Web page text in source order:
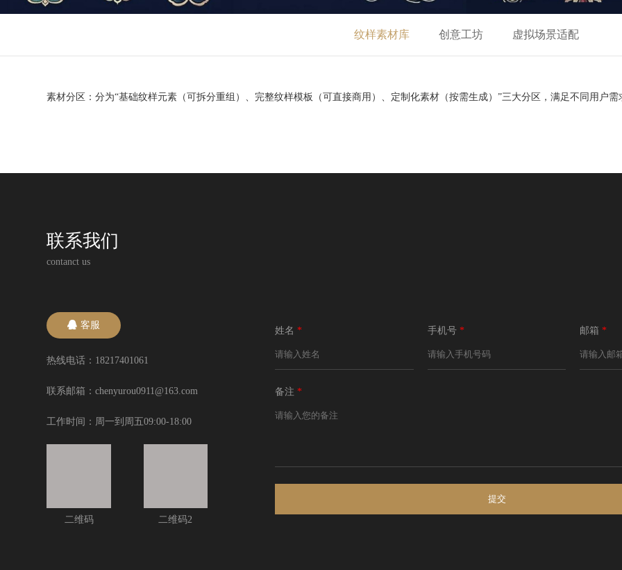
纹样素材库 创意工坊 虚拟场景适配
素材分区：分为“基础纹样元素（可拆分重组）、完整纹样模板（可直接商用）、定制化素材（按需生成）”三大分区，满足不同用户需
联系我们
contanct us
客服
热线电话：18217401061
联系邮箱：chenyurou0911@163.com
工作时间：周一到周五09:00-18:00
二维码 二维码2
姓名 * 手机号* 邮箱 *
备注 *
提交